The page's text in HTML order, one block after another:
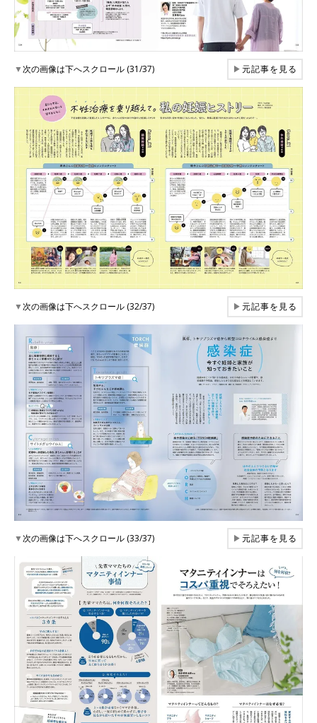
▼次の画像は下へスクロール (31/37) ▶元記事を見る
▼次の画像は下へスクロール (32/37) ▶元記事を見る
▼次の画像は下へスクロール (33/37) ▶元記事を見る